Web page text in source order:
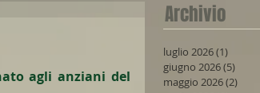
agli anziani del
Archivio
luglio 2026(1)
giugno 2026(5)
maggio 2026(2)